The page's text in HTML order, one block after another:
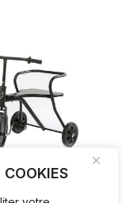
COOKIES